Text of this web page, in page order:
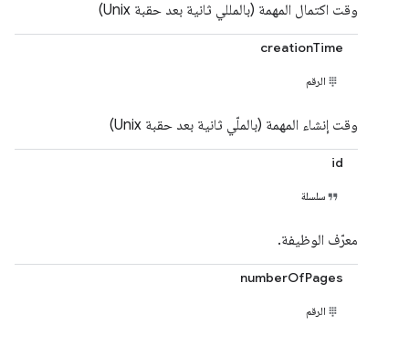
وقت اكتمال المهمة (بالمللي ثانية بعد حقبة Unix)
creationTime
الرقم
وقت إنشاء المهمة (بالملّي ثانية بعد حقبة Unix)
id
سلسلة
معرّف الوظيفة.
numberOfPages
الرقم